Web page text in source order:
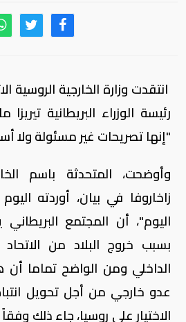
انتقدت وزارة الخارجية الروسية
رئيسة الوزراء البريطانية
"إنها تصريحات غير مسئولة ولا
وأوضحت، المتحدثة باسم
زاخاروفا في بيان، أوردته
اليوم"، أن المجتمع
بسبب خروج البلاد من الاتحاد
الداخلي ومن الواضح تماما أن
عدو خارجي من أجل تحويل
الاختيار على روسيا، جاء ذلك